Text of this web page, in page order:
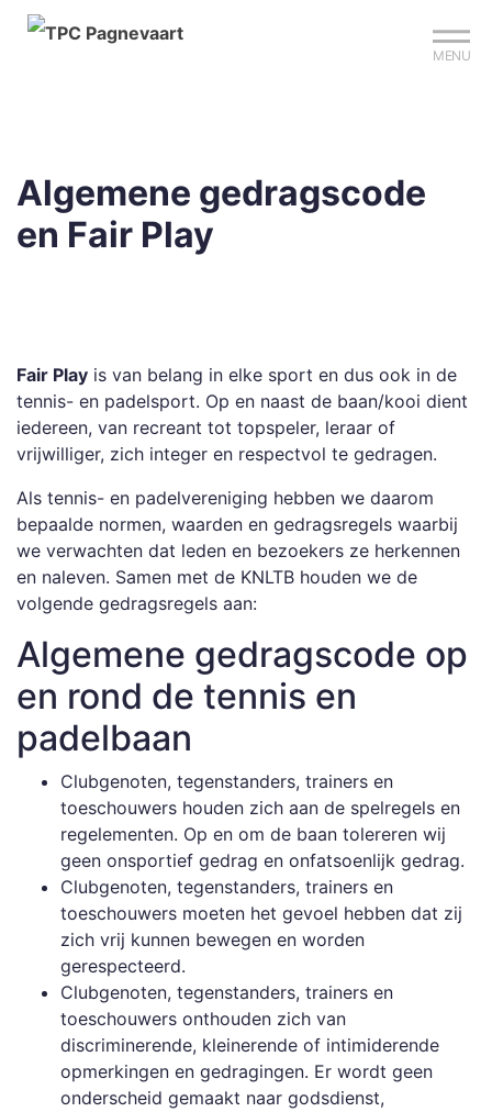
MENU
Algemene gedragscode
en Fair Play
Fair Play is van belang in elke sport en dus ook in de
tennis- en padelsport. Op en naast de baan/kooi dient
iedereen, van recreant tot topspeler, leraar of
vrijwilliger, zich integer en respectvol te gedragen.
Als tennis- en padelvereniging hebben we daarom
bepaalde normen, waarden en gedragsregels waarbij
we verwachten dat leden en bezoekers ze herkennen
en naleven. Samen met de KNLTB houden we de
volgende gedragsregels aan:
Algemene gedragscode op
en rond de tennis en
padelbaan
Clubgenoten, tegenstanders, trainers en
toeschouwers houden zich aan de spelregels en
regelementen. Op en om de baan tolereren wij
geen onsportief gedrag en onfatsoenlijk gedrag.
Clubgenoten, tegenstanders, trainers en
toeschouwers moeten het gevoel hebben dat zij
zich vrij kunnen bewegen en worden
gerespecteerd.
Clubgenoten, tegenstanders, trainers en
toeschouwers onthouden zich van
discriminerende, kleinerende of intimiderende
opmerkingen en gedragingen. Er wordt geen
onderscheid gemaakt naar godsdienst,